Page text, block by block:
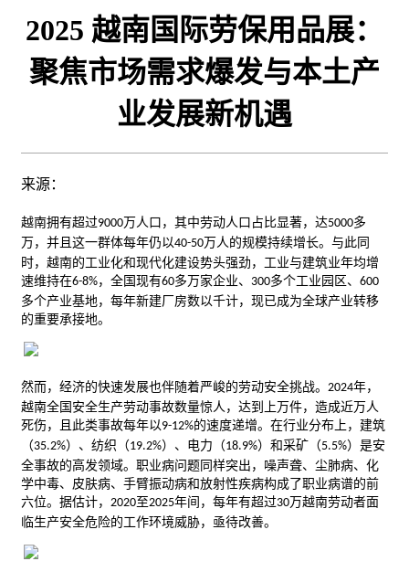
2025 越南国际劳保用品展：
聚焦市场需求爆发与本土产
业发展新机遇
来源：
越南拥有超过9000 万人口，其中劳动人口占比显著，达5000多
万，并且这一群体每年仍以40-50 万人的规模持续增长。与此同
时，越南的工业化和现代化建设势头强劲，工业与建筑业年均增
速维持在6-8%，全国现有60多万家企业、 300多个工业园区、 600
多个产业基地，每年新建厂房数以千计，现已成为全球产业转移
的重要承接地。
然而，经济的快速发展也伴随着严峻的劳动安全挑战。 2024年，
越南全国安全生产劳动事故数量惊人，达到上万件，造成近万人
死伤，且此类事故每年以 9-12%的速度递增。在行业分布上，建筑
（35.2%）、 纺织 （19.2%）、 电力 （18.9%）和采矿（5.5%）是安
全事故的高发领域。职业病问题同样突出，噪声聋、尘肺病、 化
学中毒、皮肤病、手臂振动病和放射性疾病构成了职业病谱的前
六位。据估计， 2020至2025年间，每年有超过30 万越南劳动者面
临生产安全危险的工作环境威胁，亟待改善。